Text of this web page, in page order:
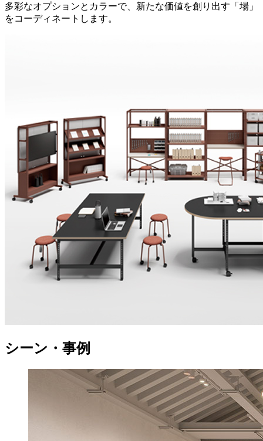
多彩なオプションとカラーで、新たな価値を創り出す「場」
をコーディネートします。
シーン・事例